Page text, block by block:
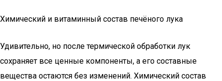
Химический и витаминный состав печёного лука
Удивительно, но после термической обработки лук
сохраняет все ценные компоненты, а его составные
вещества остаются без изменений. Химический состав